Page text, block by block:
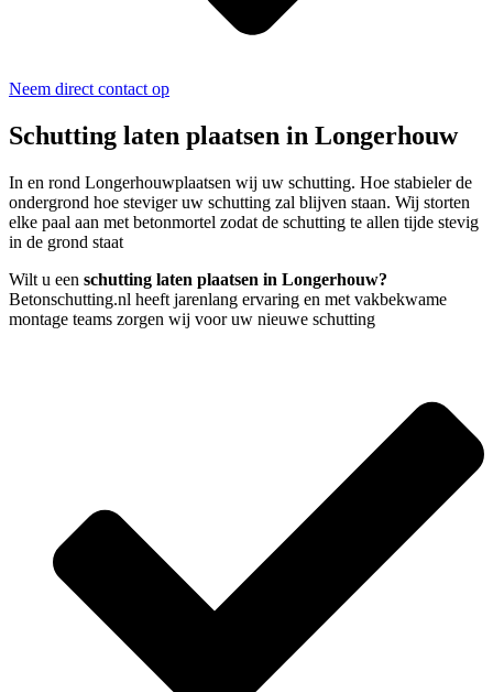
Neem direct contact op
Schutting laten plaatsen in Longerhouw
In en rond Longerhouwplaatsen wij uw schutting. Hoe stabieler de
ondergrond hoe steviger uw schutting zal blijven staan. Wij storten
elke paal aan met betonmortel zodat de schutting te allen tijde stevig
in de grond staat
Wilt u een schutting laten plaatsen in Longerhouw?
Betonschutting.nl heeft jarenlang ervaring en met vakbekwame
montage teams zorgen wij voor uw nieuwe schutting